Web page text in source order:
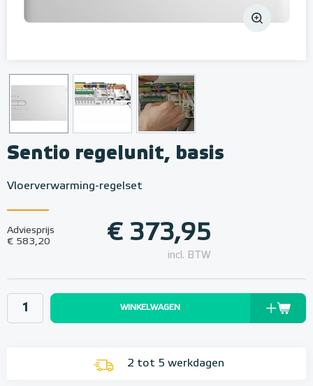
Sentio regelunit, basis
Vloerverwarming-regelset
Adviesprijs
€ 583,20
€ 373,95
incl. BTW
WINKELWAGEN
2 tot 5 werkdagen